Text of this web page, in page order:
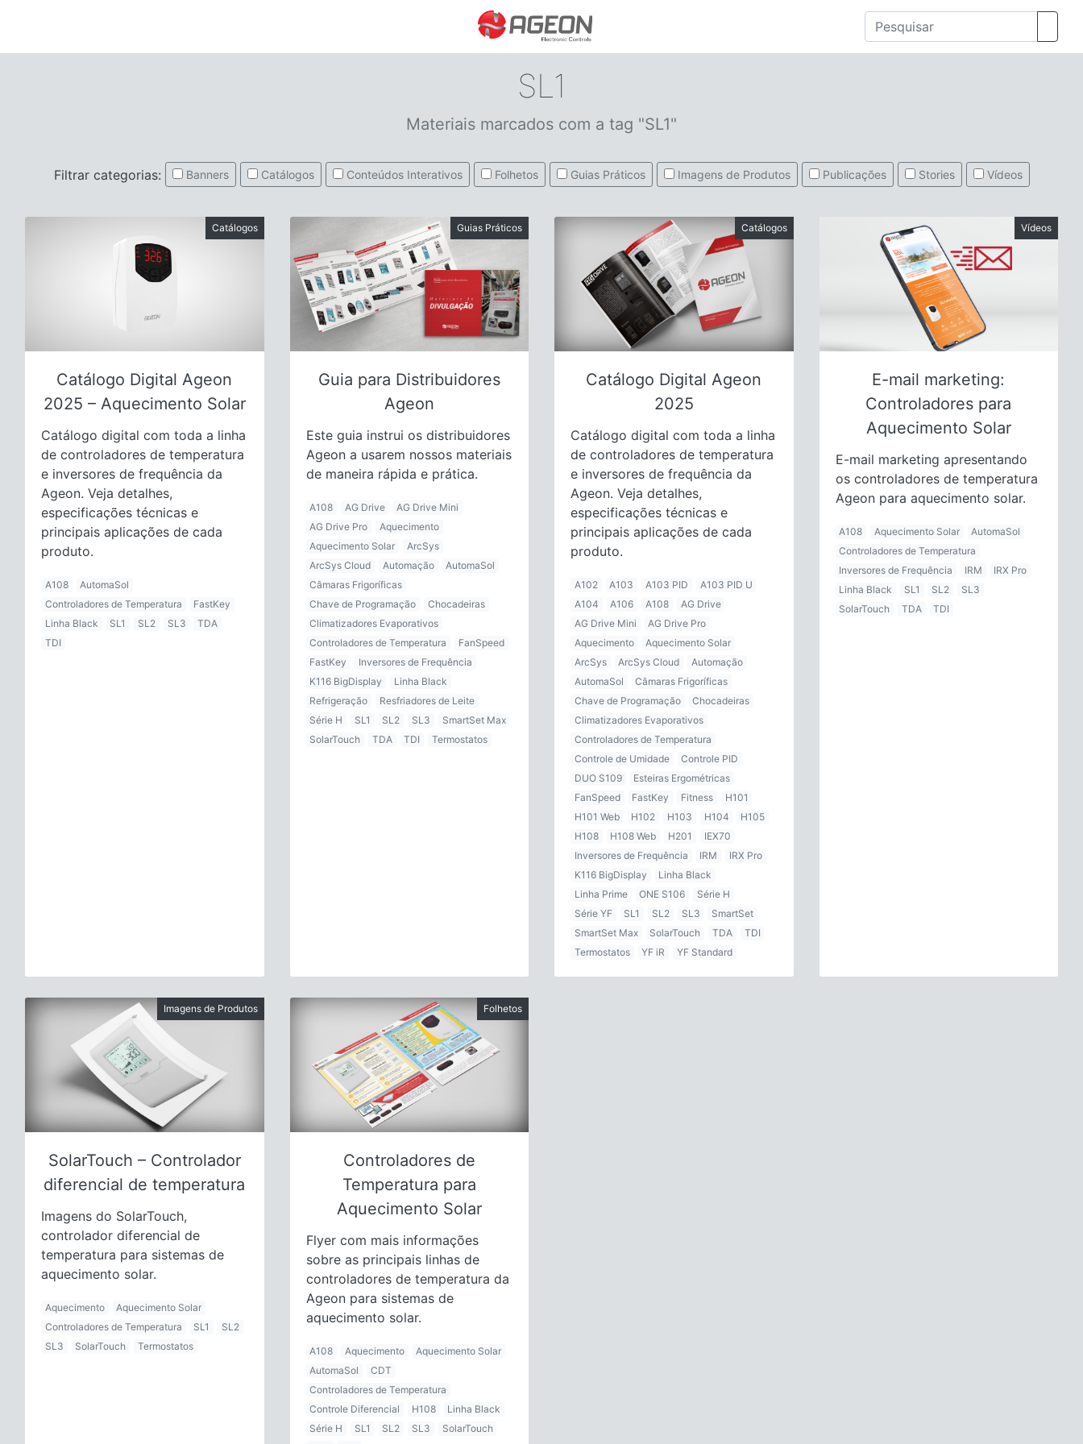
SL1
Materiais marcados com a tag "SL1"
Filtrar categorias: Banners Catálogos Conteúdos Interativos Folhetos Guias Práticos Imagens de Produtos Publicações Stories Vídeos
Catálogos
Catálogo Digital Ageon
2025 – Aquecimento Solar
Catálogo digital com toda a linha
de controladores de temperatura
e inversores de frequência da
Ageon. Veja detalhes,
especificações técnicas e
principais aplicações de cada
produto.
A108
AutomaSol
Controladores de Temperatura
FastKey
Linha Black
SL1 SL2 SL3
TDA
TDI
Guias Práticos
Guia para Distribuidores
Ageon
Este guia instrui os distribuidores
Ageon a usarem nossos materiais
de maneira rápida e prática.
A108 AG Drive
AG Drive Mini
AG Drive Pro
Aquecimento
Aquecimento Solar
ArcSys
ArcSys Cloud
Automação
AutomaSol
Câmaras Frigoríficas
Chave de Programação
Chocadeiras
Climatizadores Evaporativos
Controladores de Temperatura
FanSpeed
FastKey
Inversores de Frequência
K116 BigDisplay
Linha Black
Refrigeração
Resfriadores de Leite
Série H
SL1 SL2 SL3
SmartSet Max
SolarTouch
TDA TDI Termostatos
Catálogos
Catálogo Digital Ageon
2025
Catálogo digital com toda a linha
de controladores de temperatura
e inversores de frequência da
Ageon. Veja detalhes,
especificações técnicas e
principais aplicações de cada
produto.
A102 A103 A103 PID
A103 PID U
A104
A106 A108
AG Drive
AG Drive Mini
AG Drive Pro
Aquecimento
Aquecimento Solar
ArcSys
ArcSys Cloud
Automação
AutomaSol
Câmaras Frigoríficas
Chave de Programação
Chocadeiras
Climatizadores Evaporativos
Controladores de Temperatura
Controle de Umidade
Controle PID
DUO S109
Esteiras Ergométricas
FanSpeed
FastKey Fitness
H101
H101 Web
H102 H103 H104
H105
H108
H108 Web H201
IEX70
Inversores de Frequência
IRM
IRX Pro
K116 BigDisplay
Linha Black
Linha Prime
ONE S106
Série H
Série YF
SL1 SL2 SL3
SmartSet
SmartSet Max
SolarTouch TDA
TDI
Termostatos
YF iR YF Standard
Vídeos
E-mail marketing:
Controladores para
Aquecimento Solar
E-mail marketing apresentando
os controladores de temperatura
Ageon para aquecimento solar.
A108 Aquecimento Solar
AutomaSol
Controladores de Temperatura
Inversores de Frequência
IRM
IRX Pro
Linha Black
SL1 SL2
SL3
SolarTouch
TDA TDI
Imagens de Produtos
SolarTouch – Controlador
diferencial de temperatura
Imagens do SolarTouch,
controlador diferencial de
temperatura para sistemas de
aquecimento solar.
Aquecimento
Aquecimento Solar
Controladores de Temperatura
SL1
SL2
SL3
SolarTouch Termostatos
Folhetos
Controladores de
Temperatura para
Aquecimento Solar
Flyer com mais informações
sobre as principais linhas de
controladores de temperatura da
Ageon para sistemas de
aquecimento solar.
A108 Aquecimento
Aquecimento Solar
AutomaSol
CDT
Controladores de Temperatura
Controle Diferencial
H108
Linha Black
Série H
SL1 SL2 SL3
SolarTouch